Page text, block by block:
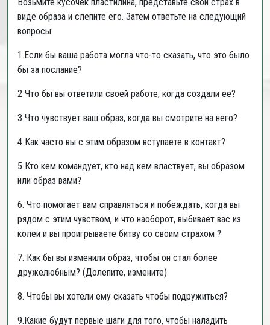
виде образа и слепите его. Затем ответьте на следующий
вопросы:
1.Если бы ваша работа могла что-то сказать, что это было
бы за послание?
2 Что бы вы ответили своей работе, когда создали ее?
3 Что чувствует ваш образ, когда вы смотрите на него?
4 Как часто вы с этим образом вступаете в контакт?
5 Кто кем командует, кто над кем властвует, вы образом
или образ вами?
6. Что помогает вам справляться и побеждать, когда вы
рядом с этим чувством, и что наоборот, выбивает вас из
колеи и вы проигрываете битву со своим страхом ?
7. Как бы вы изменили образ, чтобы он стал более
дружелюбным? (Долепите, измените)
8. Чтобы вы хотели ему сказать чтобы подружиться?
9.Какие будут первые шаги для того, чтобы наладить